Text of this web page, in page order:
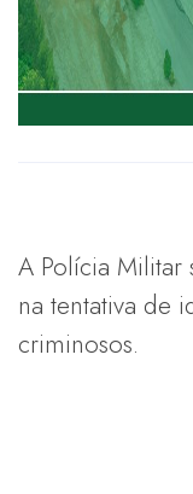
A Polícia Militar
na tentativa de
criminosos.